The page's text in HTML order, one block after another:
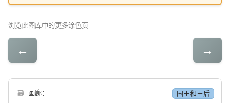
浏览此图库中的更多涂色页
← →
🗃 画廊： 国王和王后